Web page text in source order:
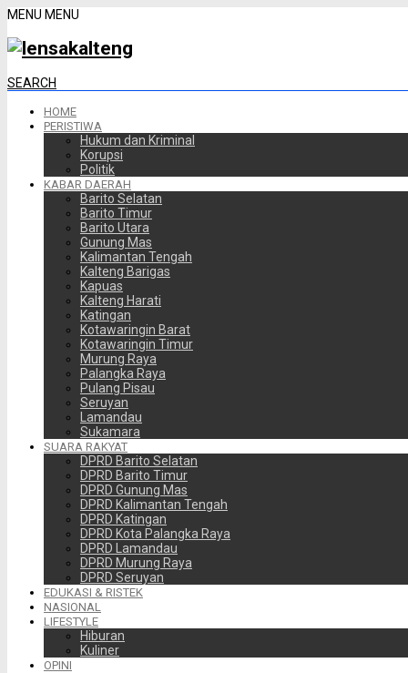
MENU MENU
SEARCH
HOME
PERISTIWA
Hukum dan Kriminal
Korupsi
Politik
KABAR DAERAH
Barito Selatan
Barito Timur
Barito Utara
Gunung Mas
Kalimantan Tengah
Kalteng Barigas
Kapuas
Kalteng Harati
Katingan
Kotawaringin Barat
Kotawaringin Timur
Murung Raya
Palangka Raya
Pulang Pisau
Seruyan
Lamandau
Sukamara
SUARA RAKYAT
DPRD Barito Selatan
DPRD Barito Timur
DPRD Gunung Mas
DPRD Kalimantan Tengah
DPRD Katingan
DPRD Kota Palangka Raya
DPRD Lamandau
DPRD Murung Raya
DPRD Seruyan
EDUKASI & RISTEK
NASIONAL
LIFESTYLE
Hiburan
Kuliner
OPINI